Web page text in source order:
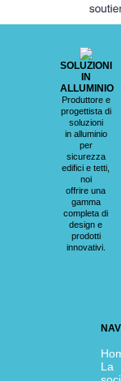
SOLUZIONI
IN
ALLUMINIO
Produttore e
progettista di
soluzioni
in alluminio
per
sicurezza
edifici e tetti,
noi
offrire una
gamma
completa di
design e
prodotti
innovativi.
La